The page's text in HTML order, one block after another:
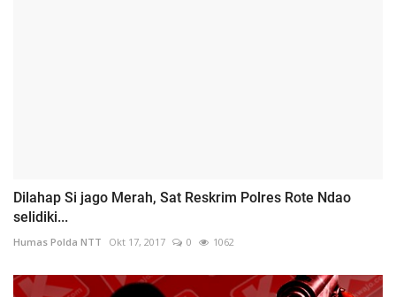
Dilahap Si jago Merah, Sat Reskrim Polres Rote Ndao
selidiki...
Humas Polda NTT Okt 17, 2017 0 1062